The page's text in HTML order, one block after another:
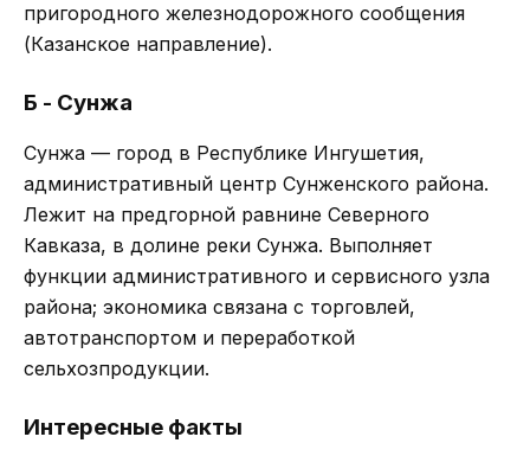
пригородного железнодорожного сообщения
(Казанское направление).
Б - Сунжа
Сунжа — город в Республике Ингушетия,
административный центр Сунженского района.
Лежит на предгорной равнине Северного
Кавказа, в долине реки Сунжа. Выполняет
функции административного и сервисного узла
района; экономика связана с торговлей,
автотранспортом и переработкой
сельхозпродукции.
Интересные факты